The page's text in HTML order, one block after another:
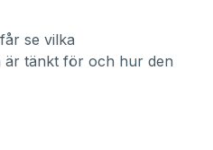
se vilka
är tänkt för och hur den